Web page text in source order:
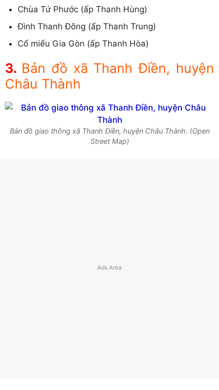
Chùa Tứ Phước (ấp Thanh Hùng)
Đình Thanh Đông (ấp Thanh Trung)
Cổ miếu Gia Gòn (ấp Thanh Hòa)
Bản đồ xã Thanh Điền, huyện
Châu Thành
Bản đồ giao thông xã Thanh Điền, huyện Châu Thành. (Open
Street Map)